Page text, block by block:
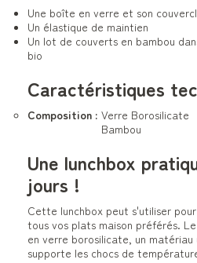
Une lunchbox
jours !
Cette lunchbox peut s'utiliser
tous vos plats maison préférés.
en verre borosilicate, un
supporte les chocs de
Une boîte en verre et son
Un élastique de maintien
Un lot de couverts en bambou
bio
Caractéristiques
Composition : Verre Borosilicate
Bambou